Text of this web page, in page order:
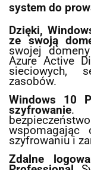
system do
Dzięki,
ze swoją
swojej
Azure Active
sieciowych,
zasobów.
Windows 10
szyfrowanie.
wspomagając
szyfrowaniu i
Zdalne